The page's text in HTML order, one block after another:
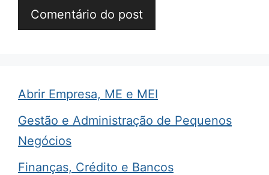
Abrir Empresa, ME e MEI
Gestão e Administração de Pequenos
Negócios
Finanças, Crédito e Bancos